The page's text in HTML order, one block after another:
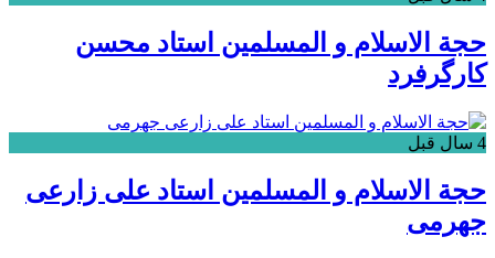
حجة الاسلام و المسلمین استاد محسن
کارگرفرد
4 سال قبل
حجة الاسلام و المسلمین استاد علی زارعی
جهرمی